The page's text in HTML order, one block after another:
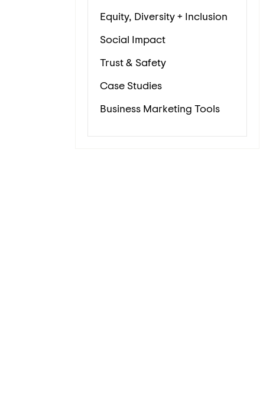
Equity, Diversity + Inclusion
Social Impact
Trust & Safety
Case Studies
Business Marketing Tools